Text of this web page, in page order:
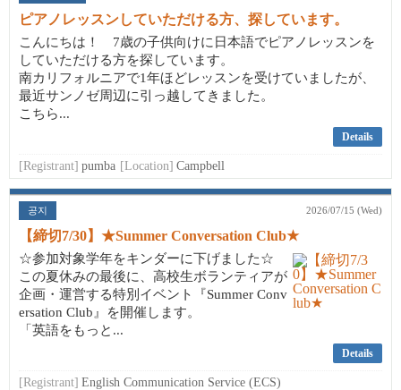
ピアノレッスンしていただける方、探しています。
こんにちは！ 7歳の子供向けに日本語でピアノレッスンを
していただける方を探しています。
南カリフォルニアで1年ほどレッスンを受けていましたが、
最近サンノゼ周辺に引っ越してきました。
こちら...
Details
[Registrant] pumba [Location] Campbell
공지 2026/07/15 (Wed)
【締切7/30】★Summer Conversation Club★
☆参加対象学年をキンダーに下げました☆
この夏休みの最後に、高校生ボランティアが
企画・運営する特別イベント『Summer Conv
ersation Club』を開催します。
「英語をもっと...
Details
[Registrant] English Communication Service (ECS)